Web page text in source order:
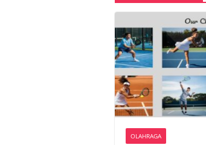
OLAHRAGA